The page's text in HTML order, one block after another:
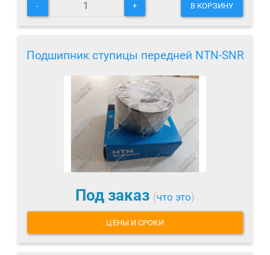
- + В КОРЗИНУ
Подшипник ступицы передней NTN-SNR
Под заказ (что это)
ЦЕНЫ И СРОКИ